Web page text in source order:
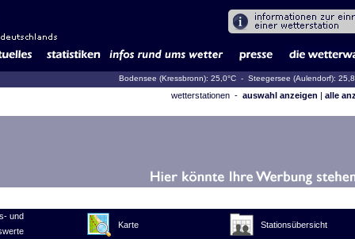
Bodensee (Kressbronn): 25,0°C - Steegersee (Aulendorf):
wetterstationen - auswahl anzeigen | alle
und
Karte Stationsübersicht